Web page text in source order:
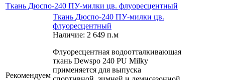
Ткань Дюспо-240 ПУ-милки цв. флуоресцентный
Рекомендуем
Ткань Дюспо-240 ПУ-милки цв.
флуоресцентный
Наличие: 2 649 п.м
Флуоресцентная водоотталкивающая
ткань Dewspo 240 PU Milky
применяется для выпуска